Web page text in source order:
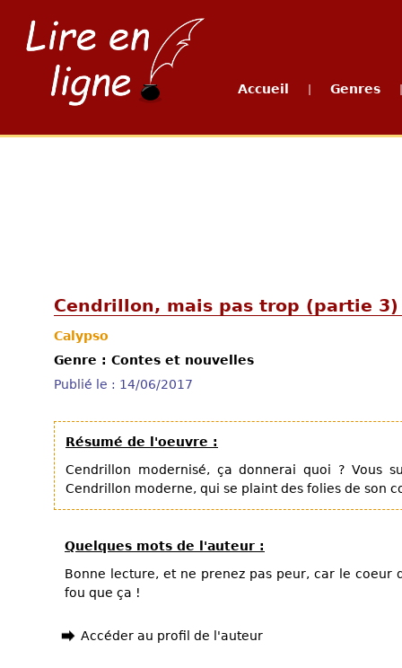
Accueil Genres
Cendrillon, mais pas trop (partie 3)
Calypso
Genre : Contes et nouvelles
Publié le : 14/06/2017
Résumé de l'oeuvre :
Cendrillon modernisé, ça donnerai quoi ? Vous
Cendrillon moderne, qui se plaint des folies de son
Quelques mots de l'auteur :
Bonne lecture, et ne prenez pas peur, car le coeur
fou que ça !
Accéder au profil de l'auteur